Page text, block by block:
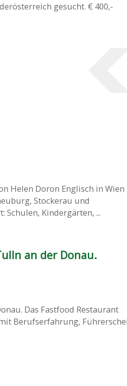
gesucht. € 400,-
Helen Doron Englisch in Wien
Stockerau und
Kindergärten, ...
an der Donau.
Das Fastfood Restaurant
Berufserfahrung,